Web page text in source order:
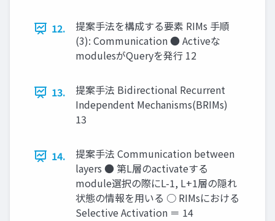
12.
提案手法を構成する要素 RIMs 手順
(3): Communication ● Activeな
modulesがQueryを発行 12
13.
提案手法 Bidirectional Recurrent
Independent Mechanisms(BRIMs)
13
14.
提案手法 Communication between
layers ● 第L層のactivateする
module選択の際にL-1, L+1層の隠れ
状態の情報を用いる ○ RIMsにおける
Selective Activation ＝ 14